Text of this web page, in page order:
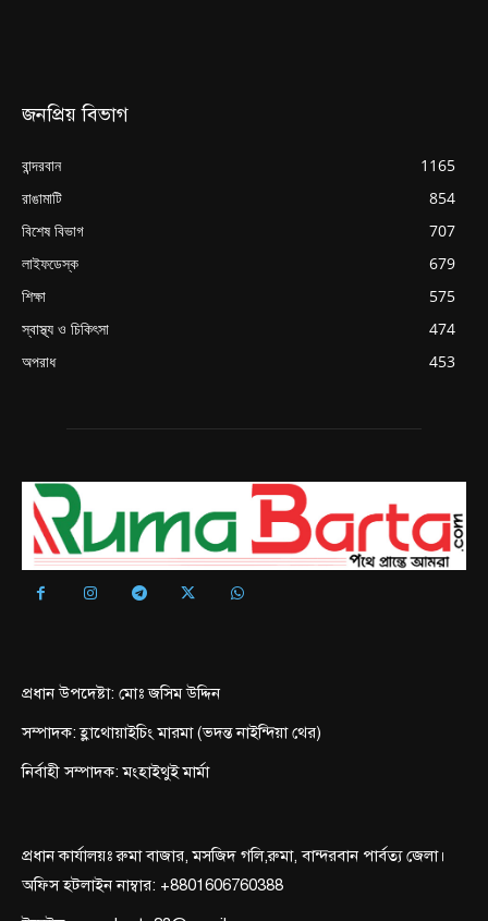
জনপ্রিয় বিভাগ
বান্দরবান
1165
রাঙামাটি
854
বিশেষ বিভাগ
707
লাইফডেস্ক
679
শিক্ষা
575
স্বাস্থ্য ও চিকিৎসা
474
অপরাধ
453
প্রধান উপদেষ্টা: মোঃ জসিম উদ্দিন
সম্পাদক: হ্লাথোয়াইচিং মারমা (ভদন্ত নাইন্দিয়া থের)
নির্বাহী সম্পাদক: মংহাইথুই মার্মা
প্রধান কার্যালয়ঃ রুমা বাজার, মসজিদ গলি,রুমা, বান্দরবান পার্বত্য জেলা।
অফিস হটলাইন নাম্বার: +8801606760388